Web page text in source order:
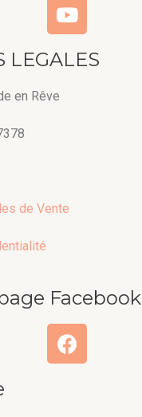
LEGALES
en Rêve
de Vente
Facebook